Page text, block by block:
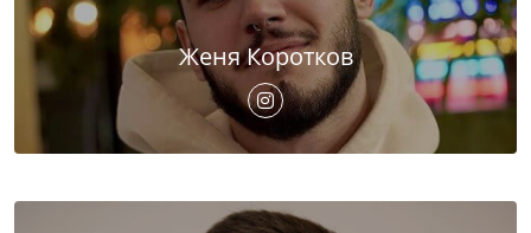
Женя Коротков